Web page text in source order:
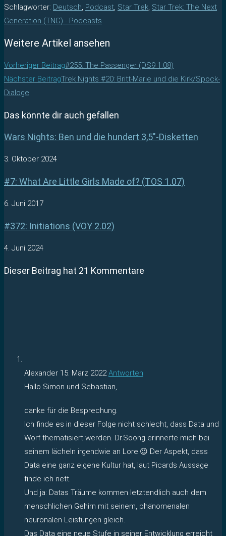
Schlagwörter: Deutsch, Podcast, Star Trek, Star Trek: The Next
Generation (TNG) - Podcasts
Weitere Artikel ansehen
Vorheriger Beitrag#255: The Passenger (DS9 1.08)
Nächster BeitragTrek Nights #20: Britt-Marie und die Kirk/Spock-
Dialoge
Das könnte dir auch gefallen
Wars Nights: Ben und die hundert 3,5″-Disketten
3. Oktober 2024
#7: What Are Little Girls Made of? (TOS 1.07)
6. Juni 2017
#372: Initiations (VOY 2.02)
4. Juni 2024
Dieser Beitrag hat 21 Kommentare
Alexander 15. März 2022 Antworten
Hallo Simon und Sebastian,
danke für die Besprechung.
Ich finde es in dieser Folge nicht schlecht, dass Data und
Worf thematisiert werden. Dr.Soong erinnerte mich bei
seinem lächeln irgendwie an Lore.😉 Der Aspekt, dass
Data eine ganz eigene Kultur hat, laut Picards Aussage
finde ich nett.
Und ja: Datas Träume kommen letztendlich auch dem
menschlichen Gehirn mit seinem, phänomenalen
neuronalen Leistungen gleich.
Das Data eine neue Stufe in seiner Entwicklung erreicht